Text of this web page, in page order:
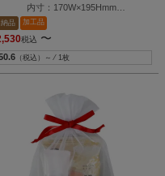
内寸：170W×195Hmm
外寸：170W×300Hmm
納品 加工品
税込 〜
（税込）～ ⁄ 1枚